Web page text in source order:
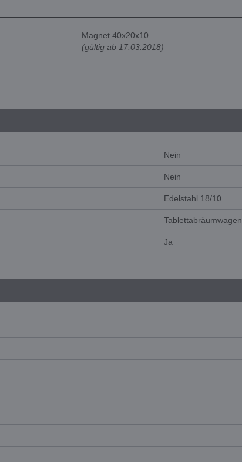
Magnet 40x20x10
(gültig ab 17.03.2018)
Nein
Nein
Edelstahl 18/10
Tablettabräumwagen
Ja